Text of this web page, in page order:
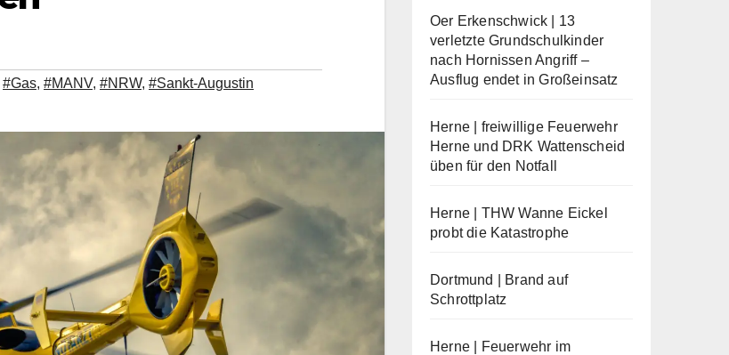
#Gas, #MANV, #NRW, #Sankt-Augustin
Oer Erkenschwick | 13
verletzte Grundschulkinder
nach Hornissen Angriff –
Ausflug endet in Großeinsatz
Herne | freiwillige Feuerwehr
Herne und DRK Wattenscheid
üben für den Notfall
Herne | THW Wanne Eickel
probt die Katastrophe
Dortmund | Brand auf
Schrottplatz
Herne | Feuerwehr im